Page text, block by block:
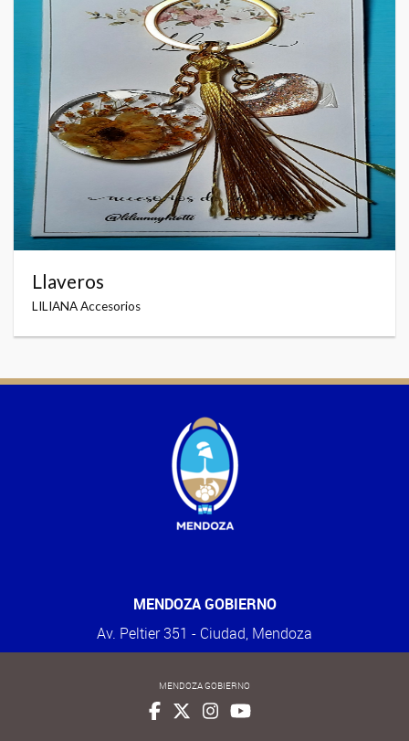
Llaveros
LILIANA Accesorios
MENDOZA GOBIERNO
Av. Peltier 351 - Ciudad, Mendoza
MENDOZA GOBIERNO